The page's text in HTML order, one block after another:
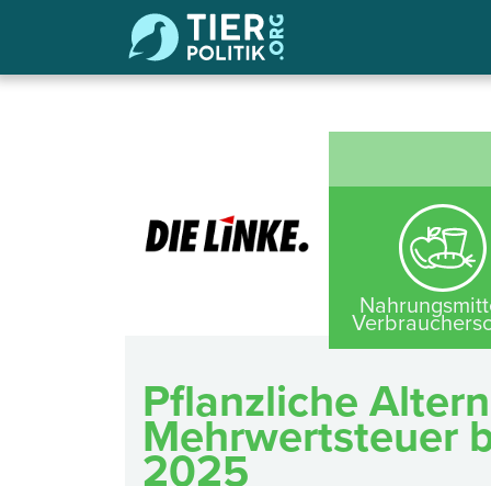
Pflanzliche
Mehrwertsteuer
2025